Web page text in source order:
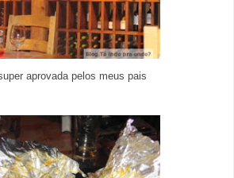
aprovada pelos meus pais